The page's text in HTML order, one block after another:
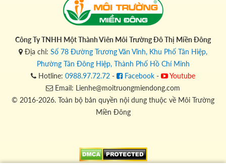
Công Ty TNHH Một Thành Viên Môi Trường Đô Thị Miền Đông
Địa chỉ: Số 78 Đường Trương Văn Vĩnh, Khu Phố Tân Hiệp,
Phường Tân Đông Hiệp, Thành Phố Hồ Chí Minh
Hotline: 0988.97.72.72 - Facebook -
Youtube
Email: Lienhe@moitruongmiendong.com
© 2016-2026. Toàn bộ bản quyền nội dung thuộc về Môi Trường
Miền Đông